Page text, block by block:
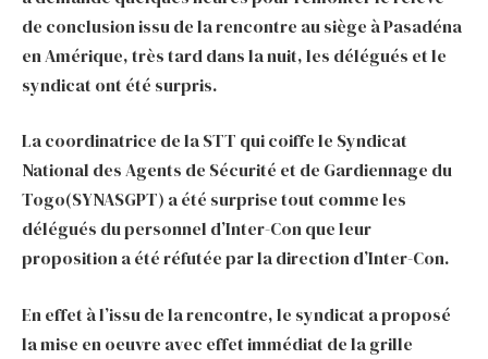
de conclusion issu de la rencontre au siège à Pasadéna
en Amérique, très tard dans la nuit, les délégués et le
syndicat ont été surpris.
La coordinatrice de la STT qui coiffe le Syndicat
National des Agents de Sécurité et de Gardiennage du
Togo(SYNASGPT) a été surprise tout comme les
délégués du personnel d’Inter-Con que leur
proposition a été réfutée par la direction d’Inter-Con.
En effet à l’issu de la rencontre, le syndicat a proposé
la mise en oeuvre avec effet immédiat de la grille